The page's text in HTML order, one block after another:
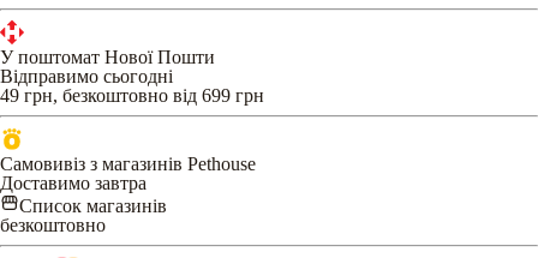
У поштомат Нової Пошти
Відправимо сьогодні
49 грн, безкоштовно від 699 грн
Самовивіз з магазинів Pethouse
Доставимо завтра
Список магазинів
безкоштовно